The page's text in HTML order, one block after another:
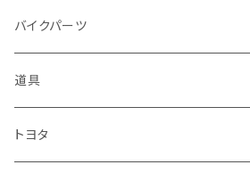
ハーレーダビッドソン - Harley-Davidson
KTM
ダイハツ
スバル
レクサス
ミツビシ
ダイハツ
スバル
ホンダ
スズキ
マツダ
ルーフ
ピラー
バンパー
ホンダ
ヤマハ
スズキ
バイクパーツ
排気系
マフラー
外装
道具
トヨタ